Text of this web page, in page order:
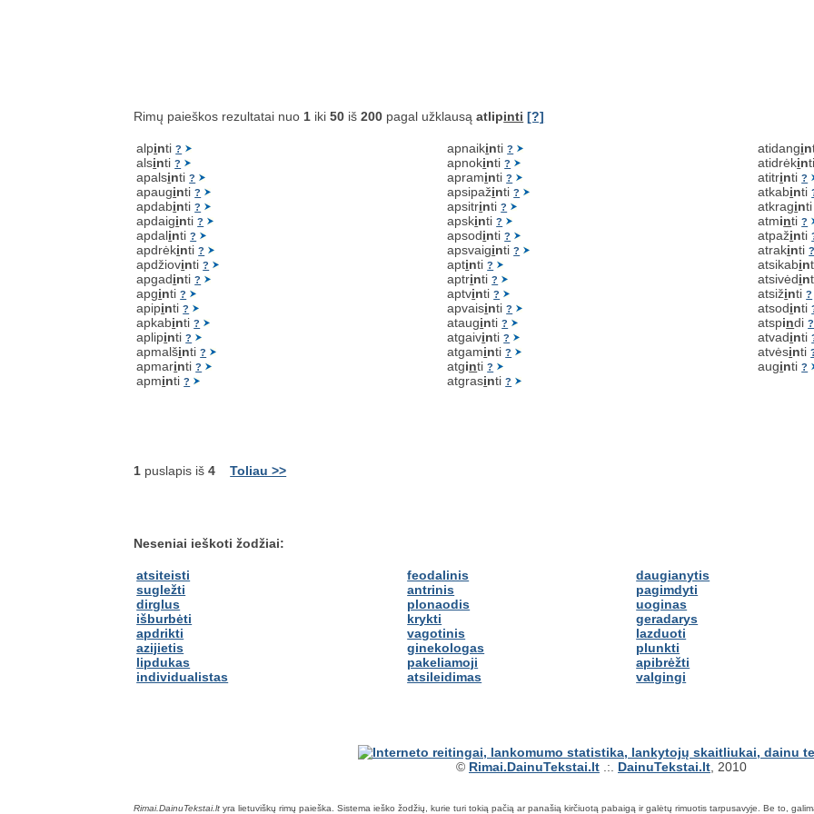
Rimų paieškos rezultatai nuo 1 iki50 iš200 pagal užklausąatlipinti [?]
alpinti?
alsinti?
apalsinti?
apauginti?
apdabinti?
apdaiginti?
apdalinti?
apdrėkinti?
apdžiovinti?
apgadinti?
apginti?
apipinti?
apkabinti?
aplipinti?
apmalšinti?
apmarinti?
apminti?
apnaikinti?
apnokinti?
apraminti?
apsipažinti?
apsitrinti?
apskinti?
apsodinti?
apsvaiginti?
aptinti?
aptrinti?
aptvinti?
apvaisinti?
atauginti?
atgaivinti?
atgaminti?
atginti?
atgrasinti?
atidangin
atidrėkin
atitrinti?
atkabinti
atkragin
atminti?
atpažinti
atrakinti?
atsikabin
atsivėdin
atsižinti?
atsodinti
atspindi?
atvadinti
atvėsinti
auginti?
1 puslapis iš4 Toliau >>
Neseniai ieškoti žodžiai:
atsiteisti
sugležti
dirglus
išburbėti
apdrikti
azijietis
lipdukas
individualistas
feodalinis
antrinis
plonaodis
krykti
vagotinis
ginekologas
pakeliamoji
atsileidimas
daugianytis
pagimdyti
uoginas
geradarys
lazduoti
plunkti
apibrėžti
valgingi
© Rimai.DainuTekstai.lt .:. DainuTekstai.lt , 2010
Rimai.DainuTekstai.lt yra lietuviškų rimų paieška. Sistema ieško žodžių, kurie turi tokią pačią ar panašią kirčiuotą pabaigą ir galėtų rimuotis tarpusavyje. Be to,